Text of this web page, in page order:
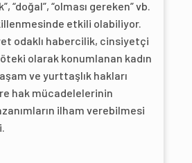
“doğal”, “olması gereken” vb.
etkili olabiliyor.
odaklı habercilik, cinsiyetçi
olarak konumlanan kadın
ve yurttaşlık hakları
hak mücadelelerinin
ilham verebilmesi